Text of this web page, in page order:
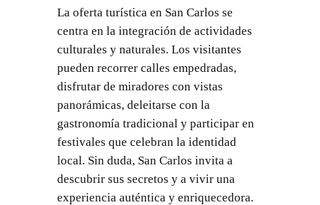
La oferta turística en San Carlos se
centra en la integración de actividades
culturales y naturales. Los visitantes
pueden recorrer calles empedradas,
disfrutar de miradores con vistas
panorámicas, deleitarse con la
gastronomía tradicional y participar en
festivales que celebran la identidad
local. Sin duda, San Carlos invita a
descubrir sus secretos y a vivir una
experiencia auténtica y enriquecedora.